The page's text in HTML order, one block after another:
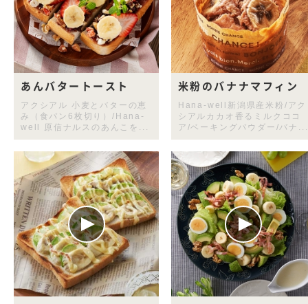
あんバタートースト
アクシアル 小麦とバターの恵
み（食パン6枚切り）/Hana-
well 原信ナルスのあんこを...
米粉のバナナマフィン
Hana-well新潟県産米粉/アク
シアルカカオ香るミルクココ
ア/ベーキングパウダー/バナ...